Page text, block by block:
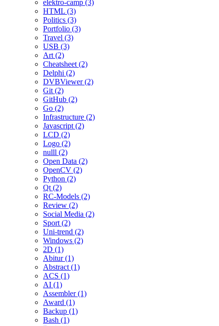
elektro-camp (3)
HTML (3)
Politics (3)
Portfolio (3)
Travel (3)
USB (3)
Art (2)
Cheatsheet (2)
Delphi (2)
DVBViewer (2)
Git (2)
GitHub (2)
Go (2)
Infrastructure (2)
Javascript (2)
LCD (2)
Logo (2)
nulll (2)
Open Data (2)
OpenCV (2)
Python (2)
Qt (2)
RC-Models (2)
Review (2)
Social Media (2)
Sport (2)
Uni-trend (2)
Windows (2)
2D (1)
Abitur (1)
Abstract (1)
ACS (1)
AI (1)
Assembler (1)
Award (1)
Backup (1)
Bash (1)